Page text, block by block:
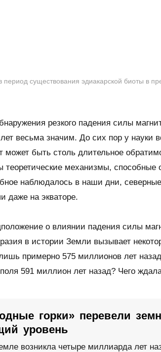
период существования эдиакарской биоты в
резкого падения силы
весьма значим. До сих пор у науки
может быть столь длительное
теоретические механизмы,
наблюдалось в наши дни,
даже на экваторе.
о влиянии падения силы
в истории Земли вызывает
примерно 575 миллионов лет
поля 591 миллион лет назад? Чего
горки» перевели
уровень
возникла четыре миллиарда лет